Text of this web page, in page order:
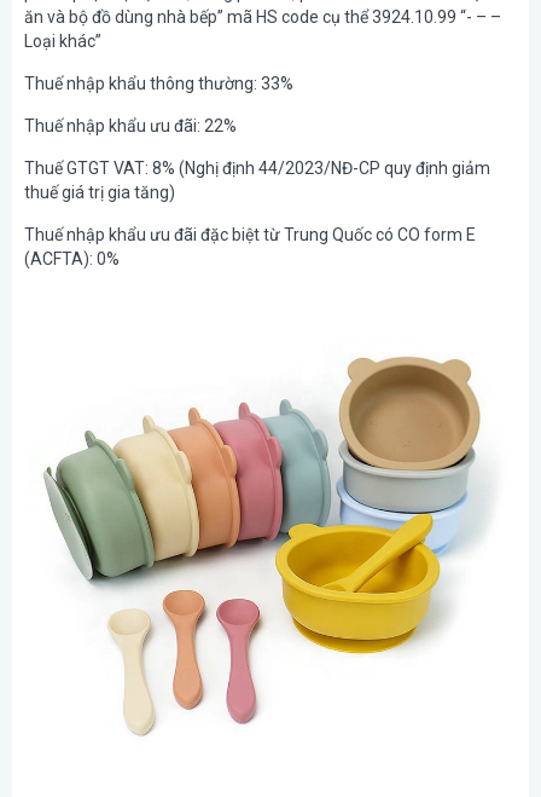
ăn và bộ đồ dùng nhà bếp” mã HS code cụ thể 3924.10.99 “- – –
Loại khác”
Thuế nhập khẩu thông thường: 33%
Thuế nhập khẩu ưu đãi: 22%
Thuế GTGT VAT: 8% (Nghị định 44/2023/NĐ-CP quy định giảm
thuế giá trị gia tăng)
Thuế nhập khẩu ưu đãi đặc biệt từ Trung Quốc có CO form E
(ACFTA): 0%